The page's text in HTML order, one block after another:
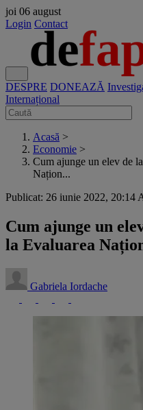
joi 06 august
Login Contact
DESPRE DONEAZĂ
Internațional
Acasă >
Economie >
Cum ajunge un elev de
Națion...
Publicat: 26 iunie 2022, 20:14
Cum ajunge un
la Evaluarea
Gabriela Iordache